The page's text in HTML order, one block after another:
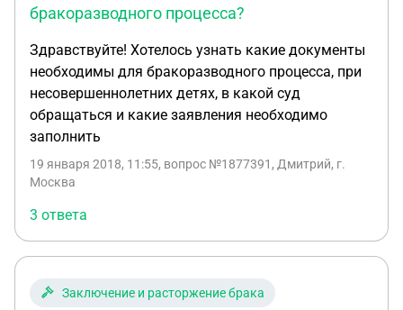
бракоразводного процесса?
Здравствуйте! Хотелось узнать какие документы
необходимы для бракоразводного процесса, при
несовершеннолетних детях, в какой суд
обращаться и какие заявления необходимо
заполнить
19 января 2018, 11:55, вопрос №1877391, Дмитрий, г.
Москва
3 ответа
Заключение и расторжение брака